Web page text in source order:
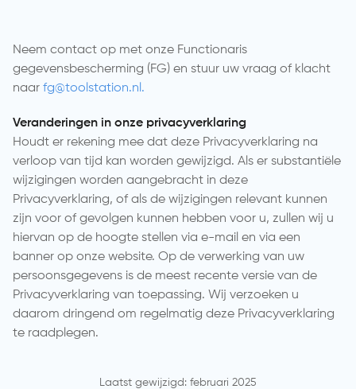
Neem contact op met onze Functionaris
gegevensbescherming (FG) en stuur uw vraag of klacht
naar fg@toolstation.nl.
Veranderingen in onze privacyverklaring
Houdt er rekening mee dat deze Privacyverklaring na
verloop van tijd kan worden gewijzigd. Als er substantiële
wijzigingen worden aangebracht in deze
Privacyverklaring, of als de wijzigingen relevant kunnen
zijn voor of gevolgen kunnen hebben voor u, zullen wij u
hiervan op de hoogte stellen via e-mail en via een
banner op onze website. Op de verwerking van uw
persoonsgegevens is de meest recente versie van de
Privacyverklaring van toepassing. Wij verzoeken u
daarom dringend om regelmatig deze Privacyverklaring
te raadplegen.
Laatst gewijzigd: februari 2025